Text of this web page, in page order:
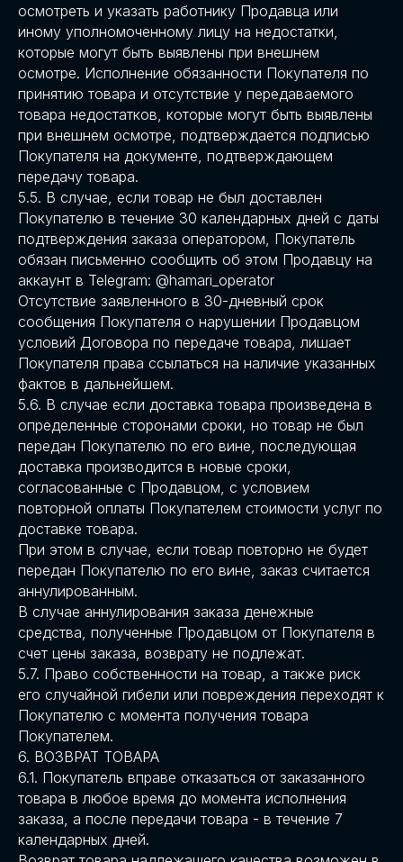
осмотреть и указать работнику Продавца или
иному уполномоченному лицу на недостатки,
которые могут быть выявлены при внешнем
осмотре. Исполнение обязанности Покупателя по
принятию товара и отсутствие у передаваемого
товара недостатков, которые могут быть выявлены
при внешнем осмотре, подтверждается подписью
Покупателя на документе, подтверждающем
передачу товара.
5.5. В случае, если товар не был доставлен
Покупателю в течение 30 календарных дней с даты
подтверждения заказа оператором, Покупатель
обязан письменно сообщить об этом Продавцу на
аккаунт в Telegram: @hamari_operator
Отсутствие заявленного в 30-дневный срок
сообщения Покупателя о нарушении Продавцом
условий Договора по передаче товара, лишает
Покупателя права ссылаться на наличие указанных
фактов в дальнейшем.
5.6. В случае если доставка товара произведена в
определенные сторонами сроки, но товар не был
передан Покупателю по его вине, последующая
доставка производится в новые сроки,
согласованные с Продавцом, с условием
повторной оплаты Покупателем стоимости услуг по
доставке товара.
При этом в случае, если товар повторно не будет
передан Покупателю по его вине, заказ считается
аннулированным.
В случае аннулирования заказа денежные
средства, полученные Продавцом от Покупателя в
счет цены заказа, возврату не подлежат.
5.7. Право собственности на товар, а также риск
его случайной гибели или повреждения переходят к
Покупателю с момента получения товара
Покупателем.
6. ВОЗВРАТ ТОВАРА
6.1. Покупатель вправе отказаться от заказанного
товара в любое время до момента исполнения
заказа, а после передачи товара - в течение 7
календарных дней.